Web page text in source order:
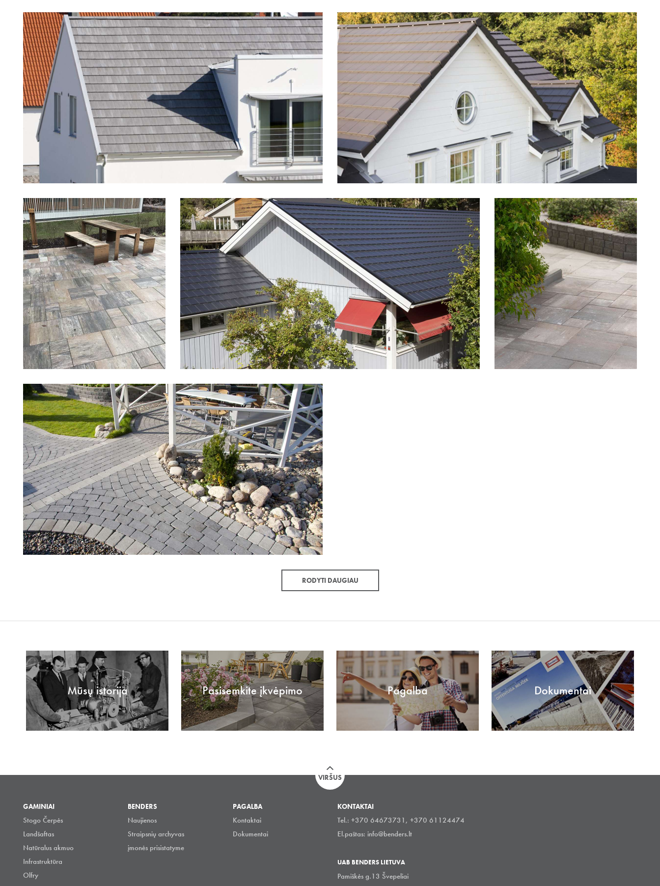
RODYTI DAUGIAU
Mūsų istorija Pasisemkite įkvėpimo Pagalba Dokumentai
VIRŠUS
GAMINIAI
Stogo Čerpės
Landšaftas
Natūralus akmuo
Infrastruktūra
Olfry
BENDERS
Naujienos
Straipsnių archyvas
įmonės prisistatyme
PAGALBA
Kontaktai
Dokumentai
KONTAKTAI
Tel.: +370 64673731, +370 61124474
El.paštas: info@benders.lt
UAB BENDERS LIETUVA
Pamiškės g.13 Švepeliai